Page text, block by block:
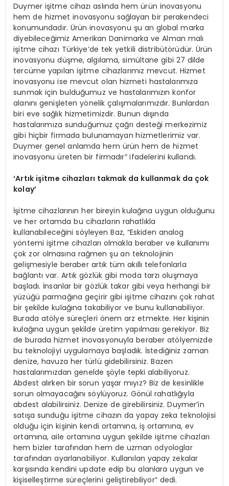
Duymer işitme cihazı aslında hem ürün inovasyonu
hem de hizmet inovasyonu sağlayan bir perakendeci
konumundadır. Ürün inovasyonu şu an global marka
diyebileceğimiz Amerikan Danimarka ve Alman malı
işitme cihazı Türkiye’de tek yetkili distribütörüdür. Ürün
inovasyonu düşme, algılama, simültane gibi 27 dilde
tercüme yapılan işitme cihazlarımız mevcut. Hizmet
inovasyonu ise mevcut olan hizmeti hastalarımıza
sunmak için bulduğumuz ve hastalarımızın konfor
alanını genişleten yönelik çalışmalarımızdır. Bunlardan
biri eve sağlık hizmetimizdir. Bunun dışında
hastalarımıza sunduğumuz çağrı desteği merkezimiz
gibi hiçbir firmada bulunamayan hizmetlerimiz var.
Duymer genel anlamda hem ürün hem de hizmet
inovasyonu üreten bir firmadır” ifadelerini kullandı.
‘Artık işitme cihazları takmak da kullanmak da çok
kolay’
İşitme cihazlarının her bireyin kulağına uygun olduğunu
ve her ortamda bu cihazların rahatlıkla
kullanabileceğini söyleyen Baz, “Eskiden analog
yöntemi işitme cihazları olmakla beraber ve kullanımı
çok zor olmasına rağmen şu an teknolojinin
gelişmesiyle beraber artık tüm akıllı telefonlarla
bağlantı var. Artık gözlük gibi moda tarzı oluşmaya
başladı. İnsanlar bir gözlük takar gibi veya herhangi bir
yüzüğü parmağına geçirir gibi işitme cihazını çok rahat
bir şekilde kulağına takabiliyor ve bunu kullanabiliyor.
Burada atölye süreçleri önem arz etmekte. Her kişinin
kulağına uygun şekilde üretim yapılması gerekiyor. Biz
de burada hizmet inovasyonuyla beraber atölyemizde
bu teknolojiyi uygulamaya başladık. İstediğiniz zaman
denize, havuza her türlü gidebilirsiniz. Bazen
hastalarımızdan genelde şöyle tepki alabiliyoruz.
Abdest alırken bir sorun yaşar mıyız? Biz de kesinlikle
sorun olmayacağını söylüyoruz. Gönül rahatlığıyla
abdest alabilirsiniz. Denize de girebilirsiniz. Duymer’in
satışa sunduğu işitme cihazın da yapay zeka teknolojisi
olduğu için kişinin kendi ortamına, iş ortamına, ev
ortamına, aile ortamına uygun şekilde işitme cihazları
hem bizler tarafından hem de uzman odyologlar
tarafından ayarlanabiliyor. Kullanılan yapay zekalar
karşısında kendini update edip bu alanlara uygun ve
kişiselleştirme süreçlerini geliştirebiliyor” dedi.